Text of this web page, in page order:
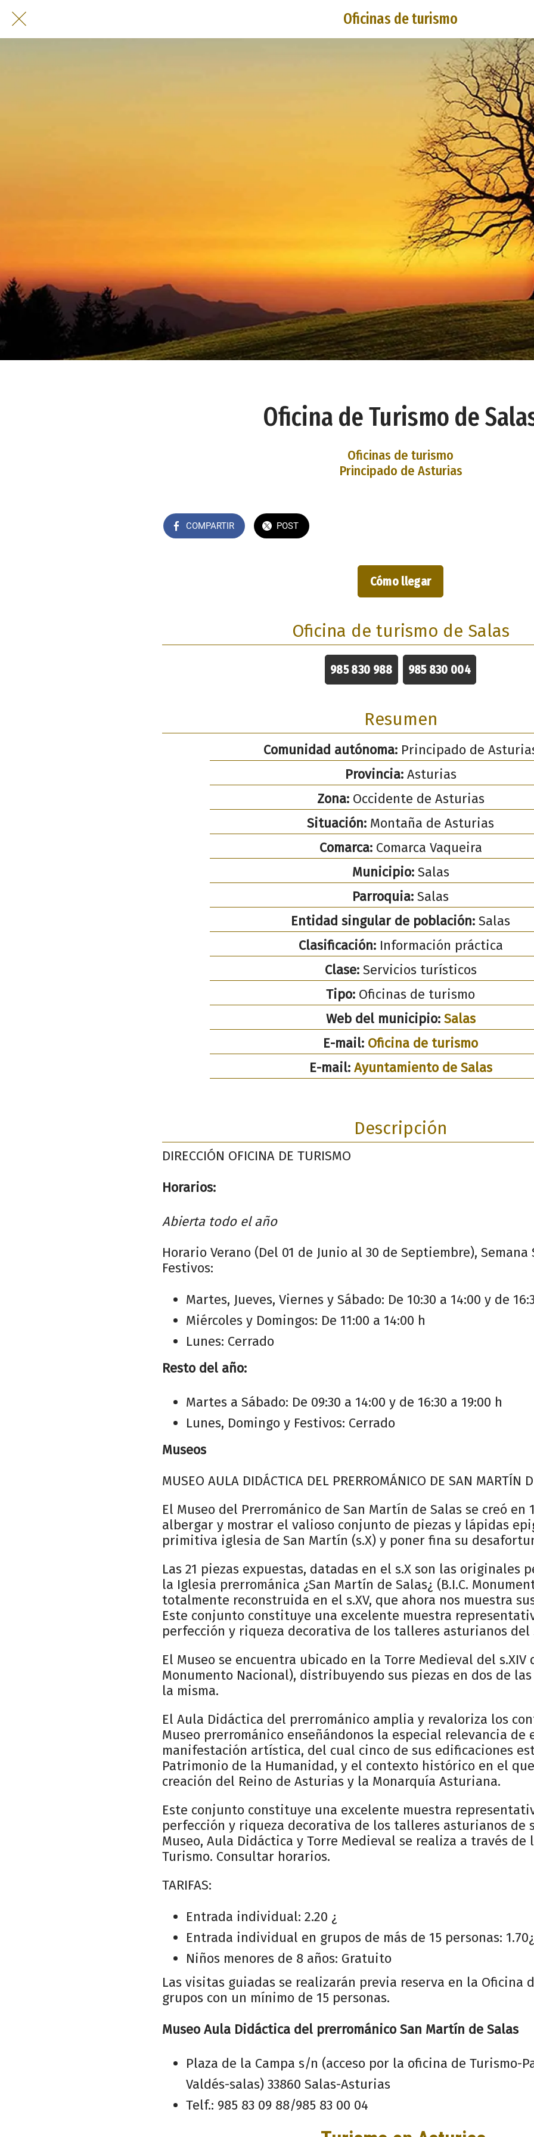
Oficinas de turismo
Oficina de Turismo de
Oficinas de turismo
Principado de Asturias
COMPARTIR POST
Cómo llegar
Oficina de turismo de Salas
985 830 988 985 830 004
Resumen
Comunidad autónoma: Principado de
Provincia:Asturias
Zona:Occidente de Asturias
Situación: Montaña de Asturias
Comarca:Comarca Vaqueira
Municipio:Salas
Parroquia: Salas
Entidad singular de población: Salas
Clasificación:Información práctica
Clase:Servicios turísticos
Tipo: Oficinas de turismo
Web del municipio: Salas
E-mail: Oficina de turismo
E-mail: Ayuntamiento de Salas
Descripción
DIRECCIÓN OFICINA DE TURISMO
Horarios:
Abierta todo el año
Horario Verano (Del 01 de Junio al 30 de Septiembre), Semana
Festivos:
Martes, Jueves, Viernes y Sábado: De 10:30 a 14:00 y de
Miércoles y Domingos: De 11:00 a 14:00 h
Lunes: Cerrado
Resto del año:
Martes a Sábado: De 09:30 a 14:00 y de 16:30 a 19:00 h
Lunes, Domingo y Festivos: Cerrado
Museos
MUSEO AULA DIDÁCTICA DEL PRERROMÁNICO DE SAN MARTÍN
El Museo del Prerrománico de San Martín de Salas se creó en
albergar y mostrar el valioso conjunto de piezas y lápidas
primitiva iglesia de San Martín (s.X) y poner fina su
Las 21 piezas expuestas, datadas en el s.X son las originales
la Iglesia prerrománica ¿San Martín de Salas¿ (B.I.C.
totalmente reconstruida en el s.XV, que ahora nos muestra
Este conjunto constituye una excelente muestra
perfección y riqueza decorativa de los talleres asturianos del
El Museo se encuentra ubicado en la Torre Medieval del s.XIV
Monumento Nacional), distribuyendo sus piezas en dos de
la misma.
El Aula Didáctica del prerrománico amplia y revaloriza los
Museo prerrománico enseñándonos la especial relevancia de
manifestación artística, del cual cinco de sus edificaciones
Patrimonio de la Humanidad, y el contexto histórico en el
creación del Reino de Asturias y la Monarquía Asturiana.
Este conjunto constituye una excelente muestra
perfección y riqueza decorativa de los talleres asturianos de
Museo, Aula Didáctica y Torre Medieval se realiza a través de
Turismo. Consultar horarios.
TARIFAS:
Entrada individual: 2.20 ¿
Entrada individual en grupos de más de 15 personas: 1.70¿
Niños menores de 8 años: Gratuito
Las visitas guiadas se realizarán previa reserva en la Oficina
grupos con un mínimo de 15 personas.
Museo Aula Didáctica del prerrománico San Martín de Salas
Plaza de la Campa s/n (acceso por la oficina de Turismo-
Valdés-salas) 33860 Salas-Asturias
Telf.: 985 83 09 88/985 83 00 04